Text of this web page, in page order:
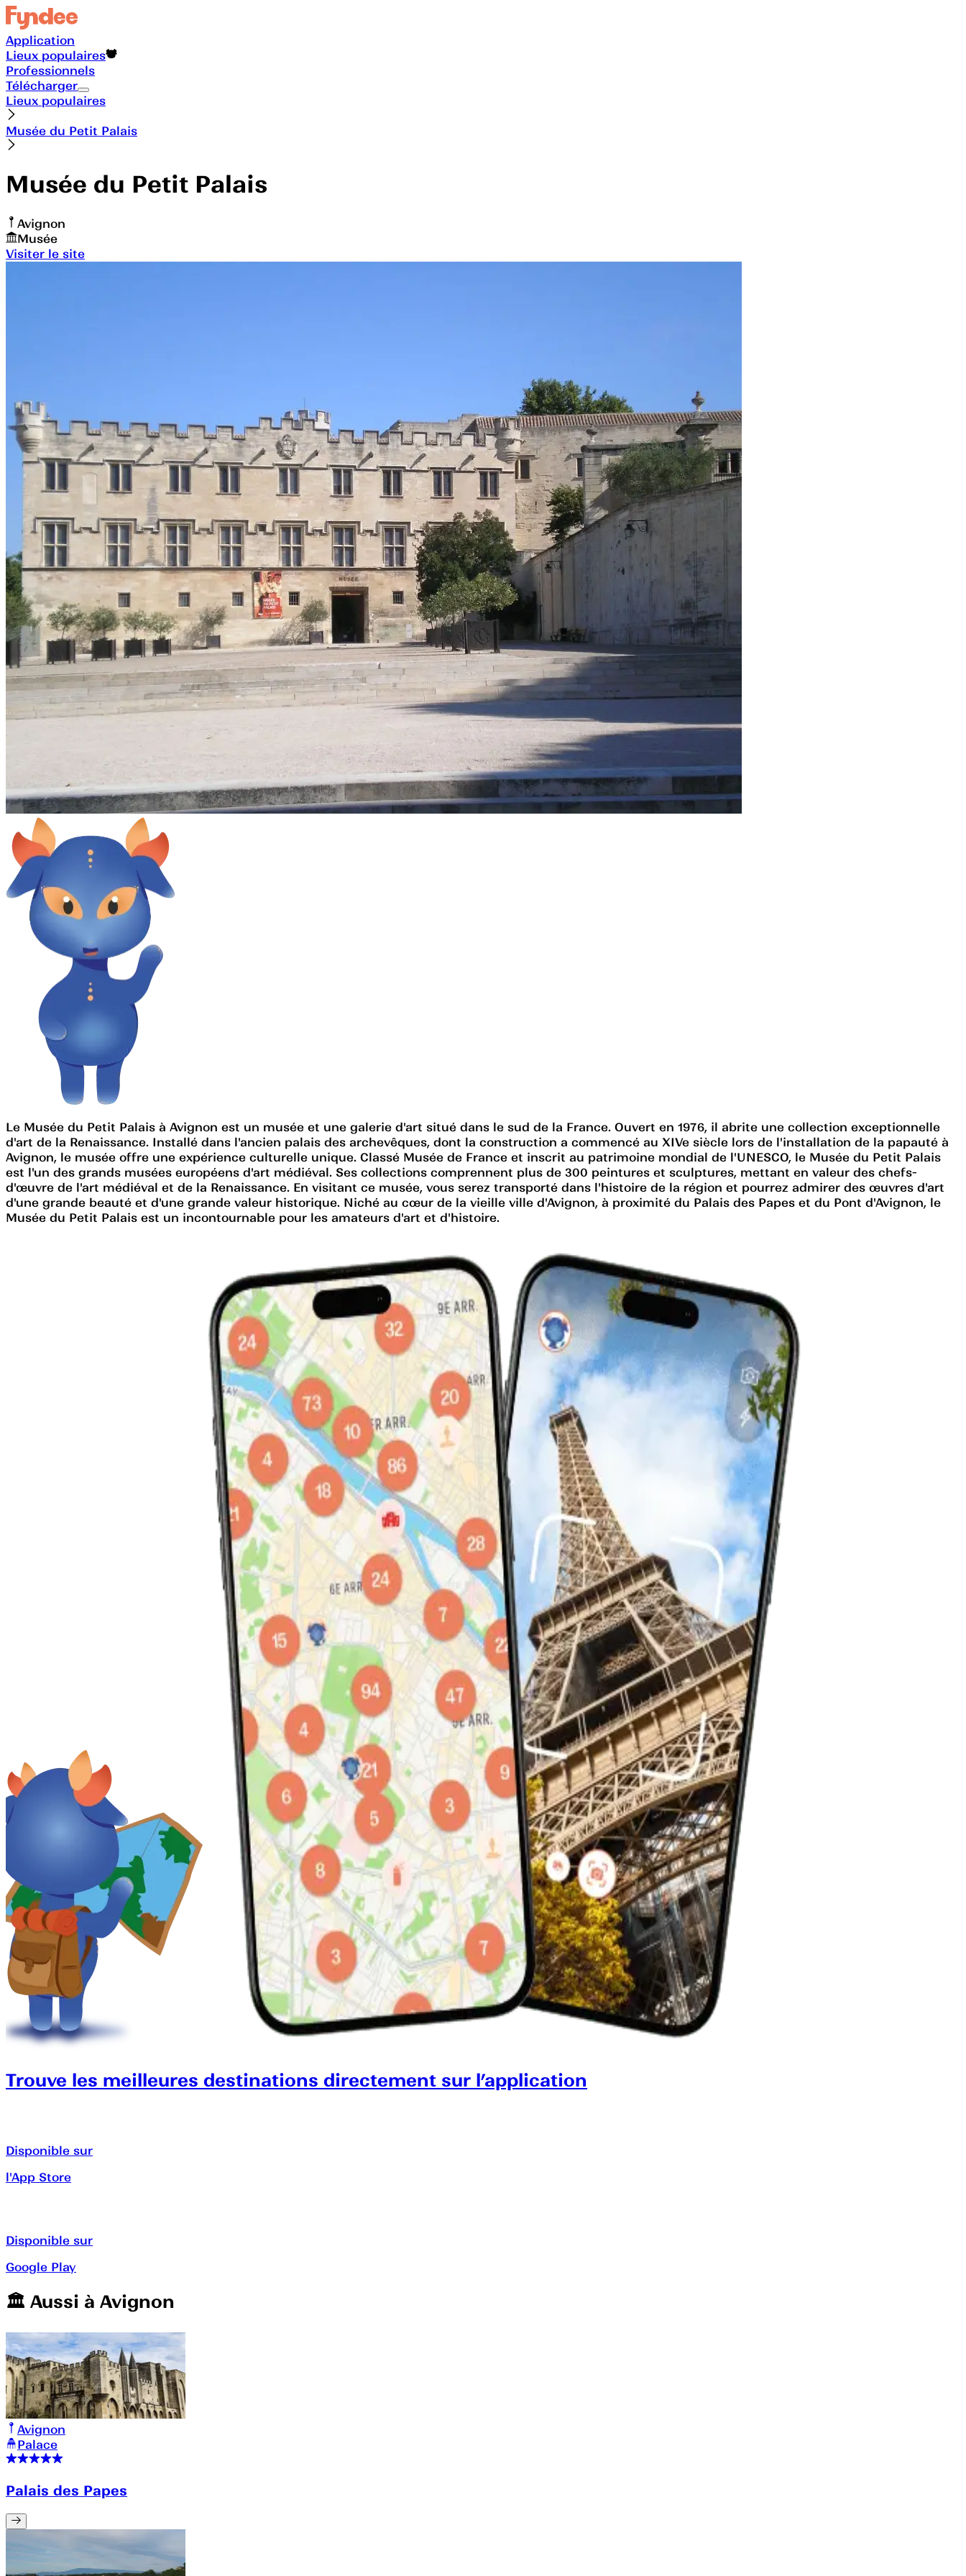
Application
Lieux populaires
Professionnels
Télécharger
Lieux populaires
Musée du Petit Palais
Musée du Petit Palais
Avignon
Musée
Visiter le site
Le Musée du Petit Palais à Avignon est un musée et une galerie d'art situé dans le sud de la France. Ouvert en 1976, il abrite une collection exceptionnelle
d'art de la Renaissance. Installé dans l'ancien palais des archevêques, dont la construction a commencé au XIVe siècle lors de l'installation de la papauté à
Avignon, le musée offre une expérience culturelle unique. Classé Musée de France et inscrit au patrimoine mondial de l'UNESCO, le Musée du Petit Palais
est l'un des grands musées européens d'art médiéval. Ses collections comprennent plus de 300 peintures et sculptures, mettant en valeur des chefs-
d'œuvre de l'art médiéval et de la Renaissance. En visitant ce musée, vous serez transporté dans l'histoire de la région et pourrez admirer des œuvres d'art
d'une grande beauté et d'une grande valeur historique. Niché au cœur de la vieille ville d'Avignon, à proximité du Palais des Papes et du Pont d'Avignon, le
Musée du Petit Palais est un incontournable pour les amateurs d'art et d'histoire.
Trouve les meilleures destinations directement sur l’application
Disponible sur
l'App Store
Disponible sur
Google Play
🏛️️ Aussi à Avignon
Avignon
Palace
Palais des Papes